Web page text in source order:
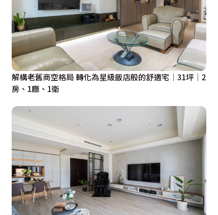
解構老舊商空格局 轉化為星級飯店般的舒適宅│31坪│2
房、1廳、1衛